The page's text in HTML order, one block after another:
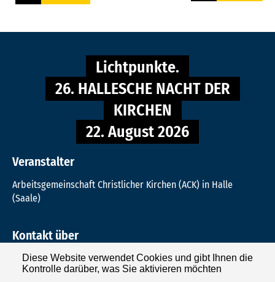
Diese Website verwendet Cookies und gibt Ihnen die
Kontrolle darüber, was Sie aktivieren möchten
Lichtpunkte.
26. HALLESCHE NACHT DER
KIRCHEN
22. August 2026
Veranstalter
Arbeitsgemeinschaft Christlicher Kirchen (ACK) in Halle
(Saale)
Kontakt über
Evangelischer Kirchenkreis Halle-Saalkreis
Mittelstraße 14